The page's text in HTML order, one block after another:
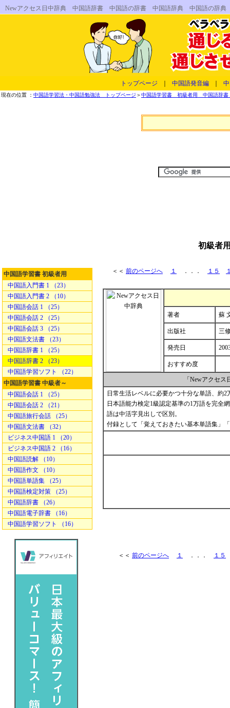
Newアクセス日中辞典 中国語辞書 中国語の辞書 中国語辞典 中国語の
トップページ 中国語発音編
現在の位置 ： 中国語学習法・中国語勉強法 トップページ ＞中国語学習書 初級者用 中国語辞書
初級者
中国語学習書 初級者用
中国語入門書 1 （23）
中国語入門書 2 （10）
中国語会話 1 （25）
中国語会話 2 （25）
中国語会話 3 （25）
中国語文法書 （23）
中国語辞書 1 （25）
中国語辞書 2 （23）
中国語学習ソフト （22）
中国語学習書 中級者～
中国語会話 1 （25）
中国語会話 2 （21）
中国語旅行会話 （25）
中国語文法書 （32）
ビジネス中国語 1 （20）
ビジネス中国語 2 （16）
中国語読解 （10）
中国語作文 （10）
中国語単語集 （25）
中国語検定対策 （25）
中国語辞書 （26）
中国語電子辞書 （16）
中国語学習ソフト （16）
＜＜ 前のページへ １ ．．． １５
著者 蘇
出版社 三
発売日
おすすめ度
「Newアクセ
日常生活レベルに必要かつ十分な単語、約2
日本語能力検定1級認定基準の1万語を完全
語は中活字見出しで区別。
付録として「覚えておきたい基本単語集」
＜＜ 前のページへ １ ．．． １５